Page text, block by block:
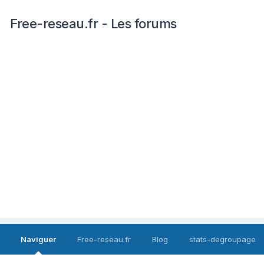
Free-reseau.fr - Les forums
Naviguer Free-reseau.fr Blog stats-degroupage